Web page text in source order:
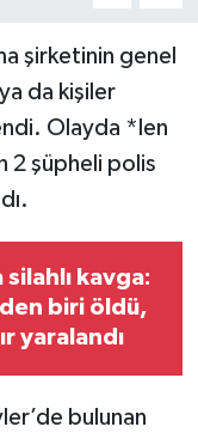
şirketinin genel
da kişiler
Olayda *len
2 şüpheli polis
silahlı kavga:
biri öldü,
yaralandı
bulunan